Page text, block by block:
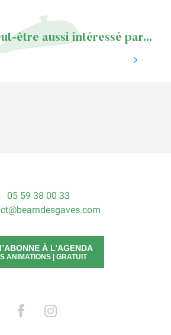
être aussi intéressé par...
05 59 38 00 33
À L’AGENDA
ANIMATIONS | GRATUIT